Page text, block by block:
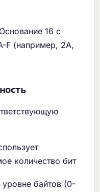
Основание 16 с
F (например, 2A,
количество бит
байтов (0-